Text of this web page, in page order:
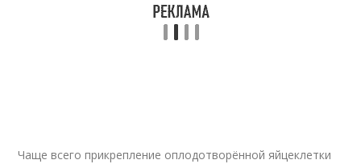
Условия на ранних
Чаще всего прикрепление оплодотворённой яйцеклетки